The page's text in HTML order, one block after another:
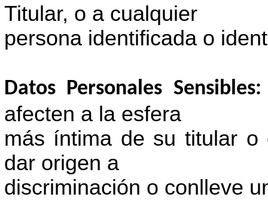
Titular, o a cualquier
persona identificada o
Datos Personales
afecten a la esfera
más íntima de su titular o
dar origen a
discriminación o conlleve